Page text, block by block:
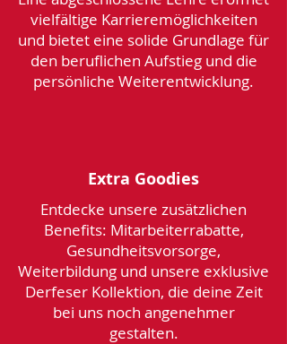
vielfältige Karrieremöglichkeiten
und bietet eine solide Grundlage für
den beruflichen Aufstieg und die
persönliche Weiterentwicklung.
Extra Goodies
Entdecke unsere zusätzlichen
Benefits: Mitarbeiterrabatte,
Gesundheitsvorsorge,
Weiterbildung und unsere exklusive
Derfeser Kollektion, die deine Zeit
bei uns noch angenehmer
gestalten.